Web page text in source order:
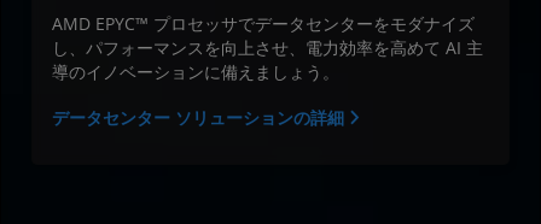
AMD EPYC™ プロセッサでデータセンターをモダナイズ
し、パフォーマンスを向上させ、電力効率を高めて AI 主
導のイノベーションに備えましょう。
データセンター ソリューションの詳細